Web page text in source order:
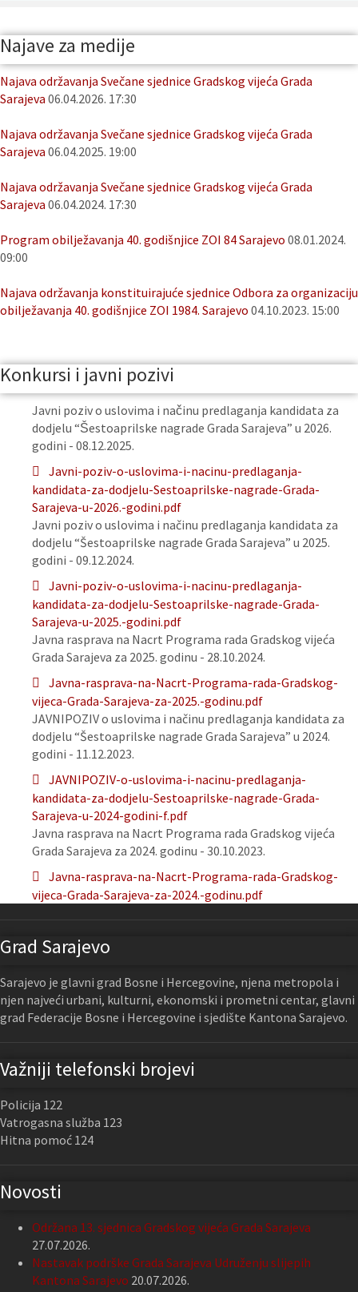
Najave za medije
Najava održavanja Svečane sjednice Gradskog vijeća Grada
Sarajeva 06.04.2026. 17:30
Najava održavanja Svečane sjednice Gradskog vijeća Grada
Sarajeva 06.04.2025. 19:00
Najava održavanja Svečane sjednice Gradskog vijeća Grada
Sarajeva 06.04.2024. 17:30
Program obilježavanja 40. godišnjice ZOI 84 Sarajevo 08.01.2024.
09:00
Najava održavanja konstituirajuće sjednice Odbora za organizaciju
obilježavanja 40. godišnjice ZOI 1984. Sarajevo 04.10.2023. 15:00
Konkursi i javni pozivi
Javni poziv o uslovima i načinu predlaganja kandidata za
dodjelu “Šestoaprilske nagrade Grada Sarajeva” u 2026.
godini - 08.12.2025.
Javni-poziv-o-uslovima-i-nacinu-predlaganja-
kandidata-za-dodjelu-Sestoaprilske-nagrade-Grada-
Sarajeva-u-2026.-godini.pdf
Javni poziv o uslovima i načinu predlaganja kandidata za
dodjelu “Šestoaprilske nagrade Grada Sarajeva” u 2025.
godini - 09.12.2024.
Javni-poziv-o-uslovima-i-nacinu-predlaganja-
kandidata-za-dodjelu-Sestoaprilske-nagrade-Grada-
Sarajeva-u-2025.-godini.pdf
Javna rasprava na Nacrt Programa rada Gradskog vijeća
Grada Sarajeva za 2025. godinu - 28.10.2024.
Javna-rasprava-na-Nacrt-Programa-rada-Gradskog-
vijeca-Grada-Sarajeva-za-2025.-godinu.pdf
JAVNIPOZIV o uslovima i načinu predlaganja kandidata za
dodjelu “Šestoaprilske nagrade Grada Sarajeva” u 2024.
godini - 11.12.2023.
JAVNIPOZIV-o-uslovima-i-nacinu-predlaganja-
kandidata-za-dodjelu-Sestoaprilske-nagrade-Grada-
Sarajeva-u-2024-godini-f.pdf
Javna rasprava na Nacrt Programa rada Gradskog vijeća
Grada Sarajeva za 2024. godinu - 30.10.2023.
Javna-rasprava-na-Nacrt-Programa-rada-Gradskog-
vijeca-Grada-Sarajeva-za-2024.-godinu.pdf
Grad Sarajevo
Sarajevo je glavni grad Bosne i Hercegovine, njena metropola i
njen najveći urbani, kulturni, ekonomski i prometni centar, glavni
grad Federacije Bosne i Hercegovine i sjedište Kantona Sarajevo.
Važniji telefonski brojevi
Policija 122
Vatrogasna služba 123
Hitna pomoć 124
Novosti
Održana 13. sjednica Gradskog vijeća Grada Sarajeva
27.07.2026.
Nastavak podrške Grada Sarajeva Udruženju slijepih
Kantona Sarajevo 20.07.2026.